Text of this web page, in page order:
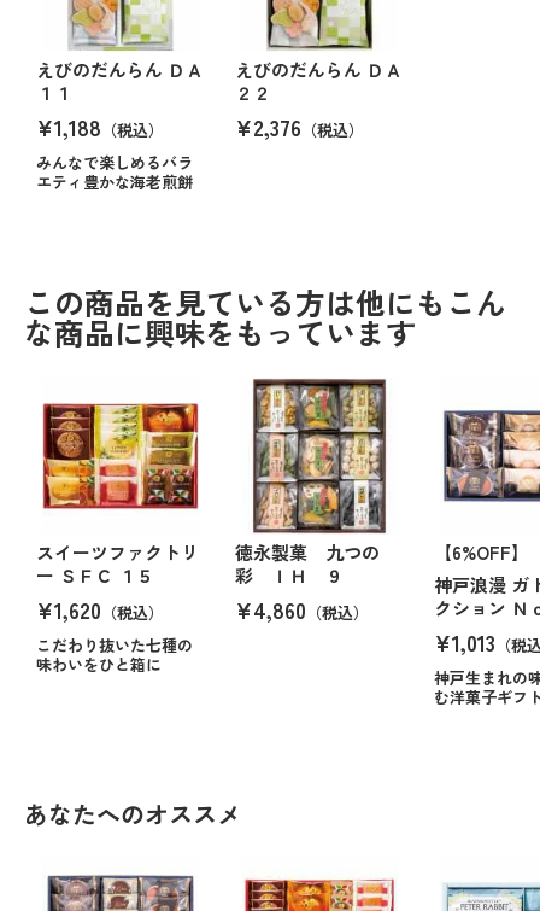
えびのだんらん ＤＡ
１１
¥1,188 （税込）
みんなで楽しめるバラ
エティ豊かな海老煎餅
えびのだんらん ＤＡ
２２
¥2,376 （税込）
この商品を見ている方は他にもこん
な商品に興味をもっています
スイーツファクトリ
ー ＳＦＣ １５
¥1,620 （税込）
こだわり抜いた七種の
味わいをひと箱に
徳永製菓 九つの
彩 ＩＨ ９
¥4,860 （税込）
【6%OFF】
神戸浪漫 ガ
クション Ｎ
¥1,013 （税
神戸生まれの
む洋菓子ギフ
あなたへのオススメ